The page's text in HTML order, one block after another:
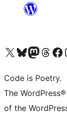
Visita il nostro account X (ex Twitter)
Visita il nostro account Bluesky
Visita il nostro
Visita il nostro
Visita
Code is Poetry.
The
of the